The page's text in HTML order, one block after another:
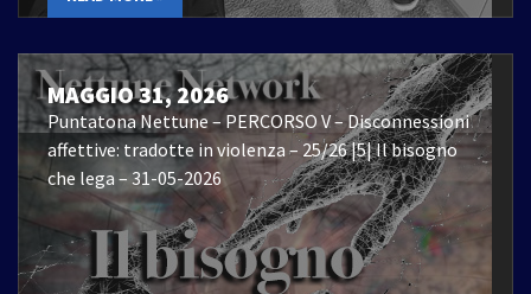
MAGGIO 31, 2026
Puntatona Nettune – PERCORSO V – Disconnessioni
affettive: tradotte in violenza – 25/26 |5| Il bisogno
che lega – 31-05-2026